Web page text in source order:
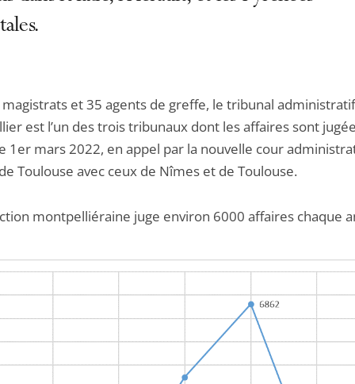
magistrats et 35 agents de greffe, le tribunal
est l’un des trois tribunaux dont les affaires sont
1er mars 2022, en appel par la nouvelle cour
Toulouse avec ceux de Nîmes et de Toulouse.
montpelliéraine juge environ 6000 affaires chaque